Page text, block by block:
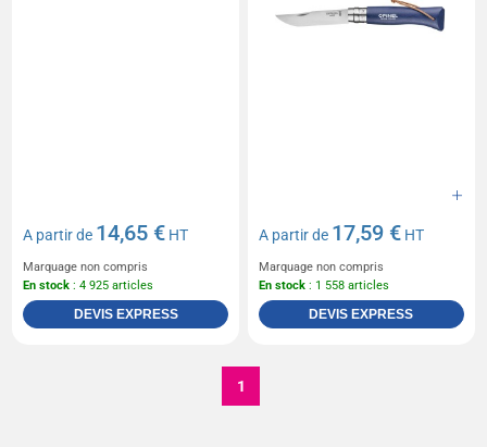
A partir de 14,65 € HT
Marquage non compris
En stock : 4 925 articles
DEVIS EXPRESS
A partir de 17,59 € HT
Marquage non compris
En stock : 1 558 articles
DEVIS EXPRESS
1